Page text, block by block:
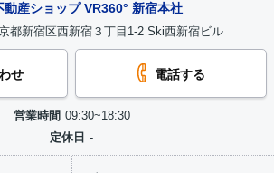
動産ショップ VR360° 新宿本社
都新宿区西新宿３丁目1-2 Ski西新宿ビル
せ 電話する
営業時間 09:30~18:30
定休日 -